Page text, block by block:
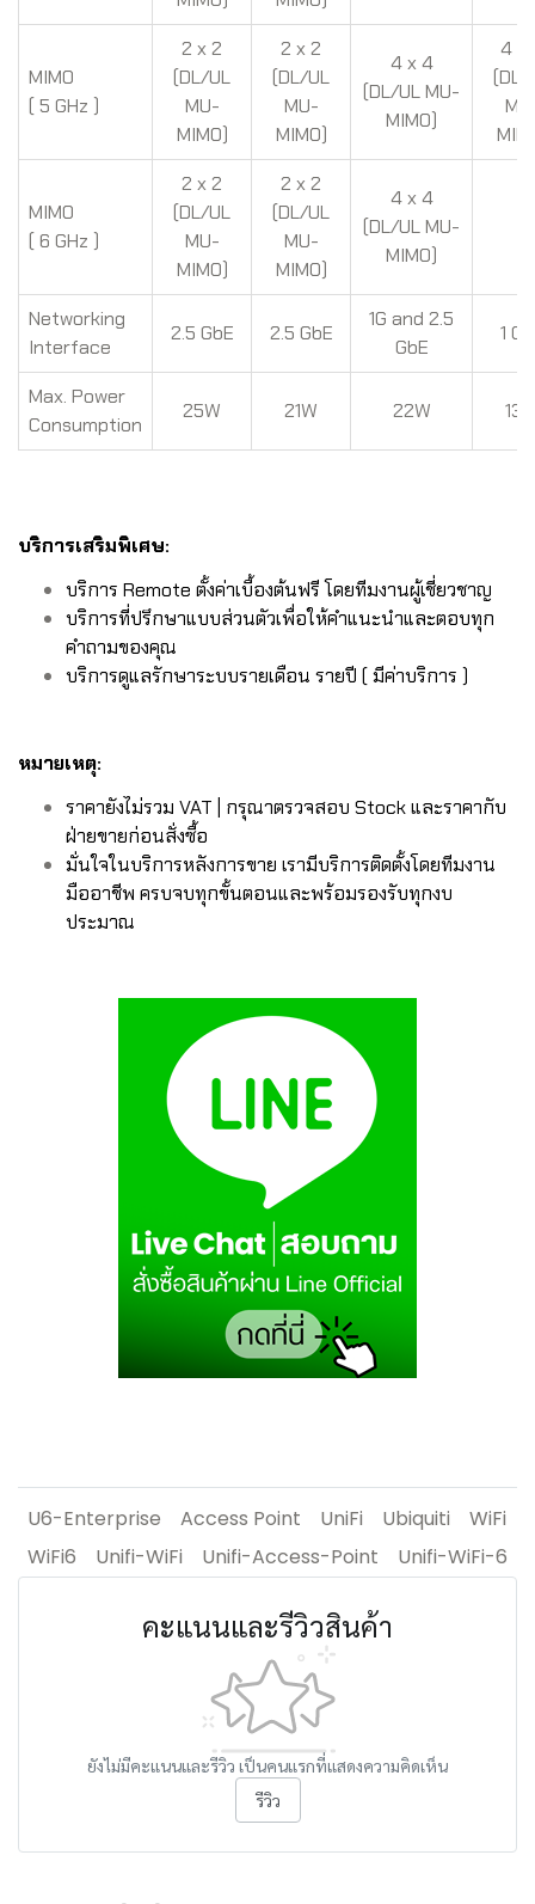
MIMO
( 5 GHz )
2 x 2
(DL/UL
MU-
MIMO)
2 x 2
(DL/UL
MU-
MIMO)
4 x 4
(DL/UL MU-
MIMO)
4 x
(DL/
MIMO
( 6 GHz )
2 x 2
(DL/UL
MU-
MIMO)
2 x 2
(DL/UL
MU-
MIMO)
4 x 4
(DL/UL MU-
MIMO)
Networking
Interface
2.5 GbE 2.5 GbE
1G and 2.5
GbE
1
Max. Power
Consumption
25W 21W 22W
บริการเสริมพิเศษ:
บริการ Remote ตั้งค่าเบื้องต้นฟรี โดยทีมงานผู้เชี่ยวชาญ
บริการที่ปรึกษาแบบส่วนตัวเพื่อให้คำแนะนำและตอบทุก
คำถามของคุณ
บริการดูแลรักษาระบบรายเดือน รายปี ( มีค่าบริการ )
หมายเหตุ:
ราคายังไม่รวม VAT | กรุณาตรวจสอบ Stock และราคากับ
ฝ่ายขายก่อนสั่งซื้อ
มั่นใจในบริการหลังการขาย เรามีบริการติดตั้งโดยทีมงาน
มืออาชีพ ครบจบทุกขั้นตอนและพร้อมรองรับทุกงบ
ประมาณ
U6-Enterprise Access Point UniFi Ubiquiti
WiFi
WiFi6
Unifi-WiFi Unifi-Access-Point Unifi-WiFi-6
คะแนนและรีวิวสินค้า
ยังไม่มีคะแนนและรีวิว เป็นคนแรกที่แสดงความคิดเห็น
รีวิว